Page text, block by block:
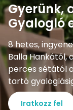
Gyerünk,
Gyalogló
8 hetes,
Balla Hankától,
perces sétától
tartó
Iratkozz fel